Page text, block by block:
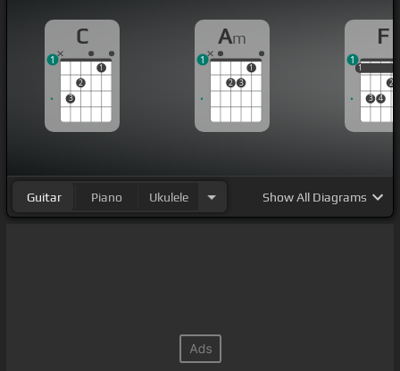
C
3
2
1
1
Am
2 3
1
1
F
1
3 4
2
1
1
Guitar Piano Ukulele ShowAll Diagrams